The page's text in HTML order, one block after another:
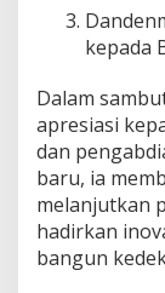
kepada
Dalam
apresiasi
dan
baru, ia
melanjutkan
hadirkan
bangun